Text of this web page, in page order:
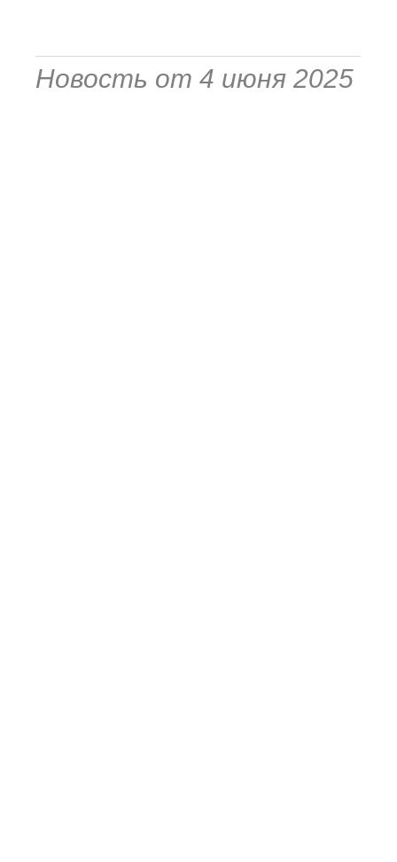
Новость от 4 июня 2025